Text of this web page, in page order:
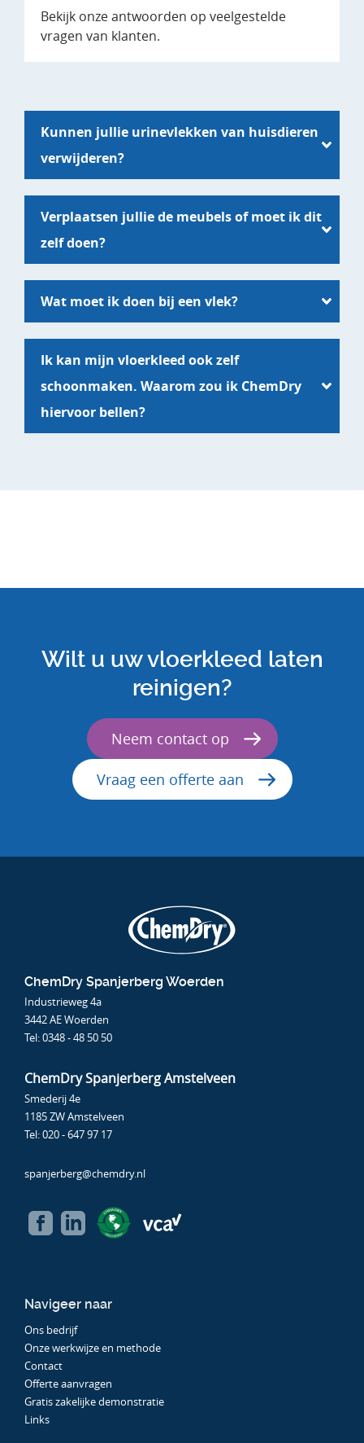
Bekijk onze antwoorden op veelgestelde
vragen van klanten.
Kunnen jullie urinevlekken van huisdieren
verwijderen?
Verplaatsen jullie de meubels of moet ik dit
zelf doen?
Wat moet ik doen bij een vlek?
Ik kan mijn vloerkleed ook zelf
schoonmaken. Waarom zou ik ChemDry
hiervoor bellen?
Wilt u uw vloerkleed laten
reinigen?
Neem contact op
Vraag een offerte aan
ChemDry Spanjerberg Woerden
Industrieweg 4a
3442 AE Woerden
Tel:0348 - 48 50 50
ChemDry Spanjerberg Amstelveen
Smederij 4e
1185 ZW Amstelveen
Tel:020 - 647 97 17
spanjerberg@chemdry.nl
Navigeer naar
Ons bedrijf
Onze werkwijze en methode
Contact
Offerte aanvragen
Gratis zakelijke demonstratie
Links